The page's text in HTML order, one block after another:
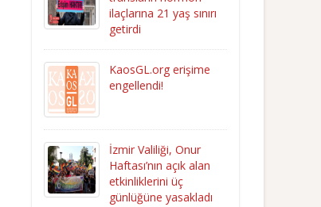
ilaçlarına 21 yaş sınırı
getirdi
KaosGL.org erişime
engellendi!
İzmir Valiliği, Onur
Haftası’nın açık alan
etkinliklerini üç
günlüğüne yasakladı